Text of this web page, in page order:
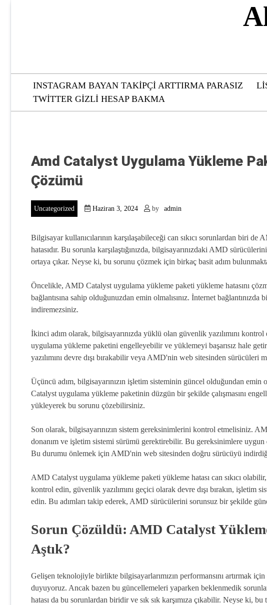
INSTAGRAM BAYAN TAKIPÇI ARTTIRMA PARASIZ
TWITTER GIZLI HESAP BAKMA
Amd Catalyst Uygulama Yükleme
Çözümü
Uncategorized Haziran 3, 2024 by admin
Bilgisayar kullanıcılarının karşılaşabileceği can sıkıcı sorunlardan biri
hatasıdır. Bu sorunla karşılaştığınızda, bilgisayarınızdaki AMD
ortaya çıkar. Neyse ki, bu sorunu çözmek için birkaç basit adım
Öncelikle, AMD Catalyst uygulama yükleme paketi yükleme hatasını
bağlantısına sahip olduğunuzdan emin olmalısınız. İnternet
indiremezsiniz.
İkinci adım olarak, bilgisayarınızda yüklü olan güvenlik yazılımını
uygulama yükleme paketini engelleyebilir ve yüklemeyi başarısız hale
yazılımını devre dışı bırakabilir veya AMD'nin web sitesinden sürücüleri
Üçüncü adım, bilgisayarınızın işletim sisteminin güncel olduğundan
Catalyst uygulama yükleme paketinin düzgün bir şekilde çalışmasını
yükleyerek bu sorunu çözebilirsiniz.
Son olarak, bilgisayarınızın sistem gereksinimlerini kontrol etmelisiniz.
donanım ve işletim sistemi sürümü gerektirebilir. Bu gereksinimlere uygun
Bu durumu önlemek için AMD'nin web sitesinden doğru sürücüyü
AMD Catalyst uygulama yükleme paketi yükleme hatası can sıkıcı
kontrol edin, güvenlik yazılımını geçici olarak devre dışı bırakın,
edin. Bu adımları takip ederek, AMD sürücülerini sorunsuz bir şekilde
Sorun Çözüldü: AMD Catalyst
Aştık?
Gelişen teknolojiyle birlikte bilgisayarlarımızın performansını artırmak
duyuyoruz. Ancak bazen bu güncellemeleri yaparken beklenmedik
hatası da bu sorunlardan biridir ve sık sık karşımıza çıkabilir. Neyse ki, bu